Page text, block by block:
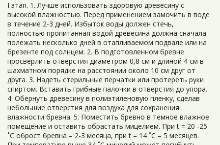
I этап. 1. Лучше использовать здоровую древесину с
высокой влажностью. Перед применением замочить в воде
в течение 2-3 дней. Избыток воды должен стечь,
полностью пропитанная водой древесина должна сначала
полежать несколько дней в отапливаемом подвале или на
брезенте под солнцем. 2. В подготовленном бревне
просверлить отверстия диаметром 0,8 см и длиной 4 см в
шахматном порядке на расстоянии около 10 см друг от
друга. 3. Надеть стерильные перчатки или протереть руки
спиртом. Вставить грибные палочки в отверстия до упора.
4. Обернуть древесину в полиэтиленовую пленку, сделав
небольшие отверстия для воздуха для сохранения
влажности бревна. 5. Поместить бревно в темное влажное
помещение и оставить обрастать мицелием. При t = 20 -25
˚С оброст бревна – 2-3 месяца, при t = 14 ˚С – 5 месяцев.